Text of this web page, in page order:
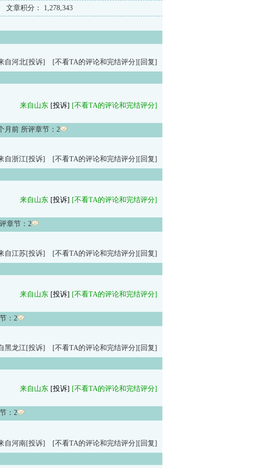
文章积分： 1,278,343
自河北[投诉] [不看TA的评论和完结评分] [回复]
来自山东 [投诉] [不看TA的评论和完结评分]
月前 所评章节： 2
自浙江[投诉] [不看TA的评论和完结评分] [回复]
来自山东 [投诉] [不看TA的评论和完结评分]
章节： 2
自江苏[投诉] [不看TA的评论和完结评分] [回复]
来自山东 [投诉] [不看TA的评论和完结评分]
： 2
黑龙江[投诉] [不看TA的评论和完结评分] [回复]
来自山东 [投诉] [不看TA的评论和完结评分]
： 2
自河南[投诉] [不看TA的评论和完结评分] [回复]